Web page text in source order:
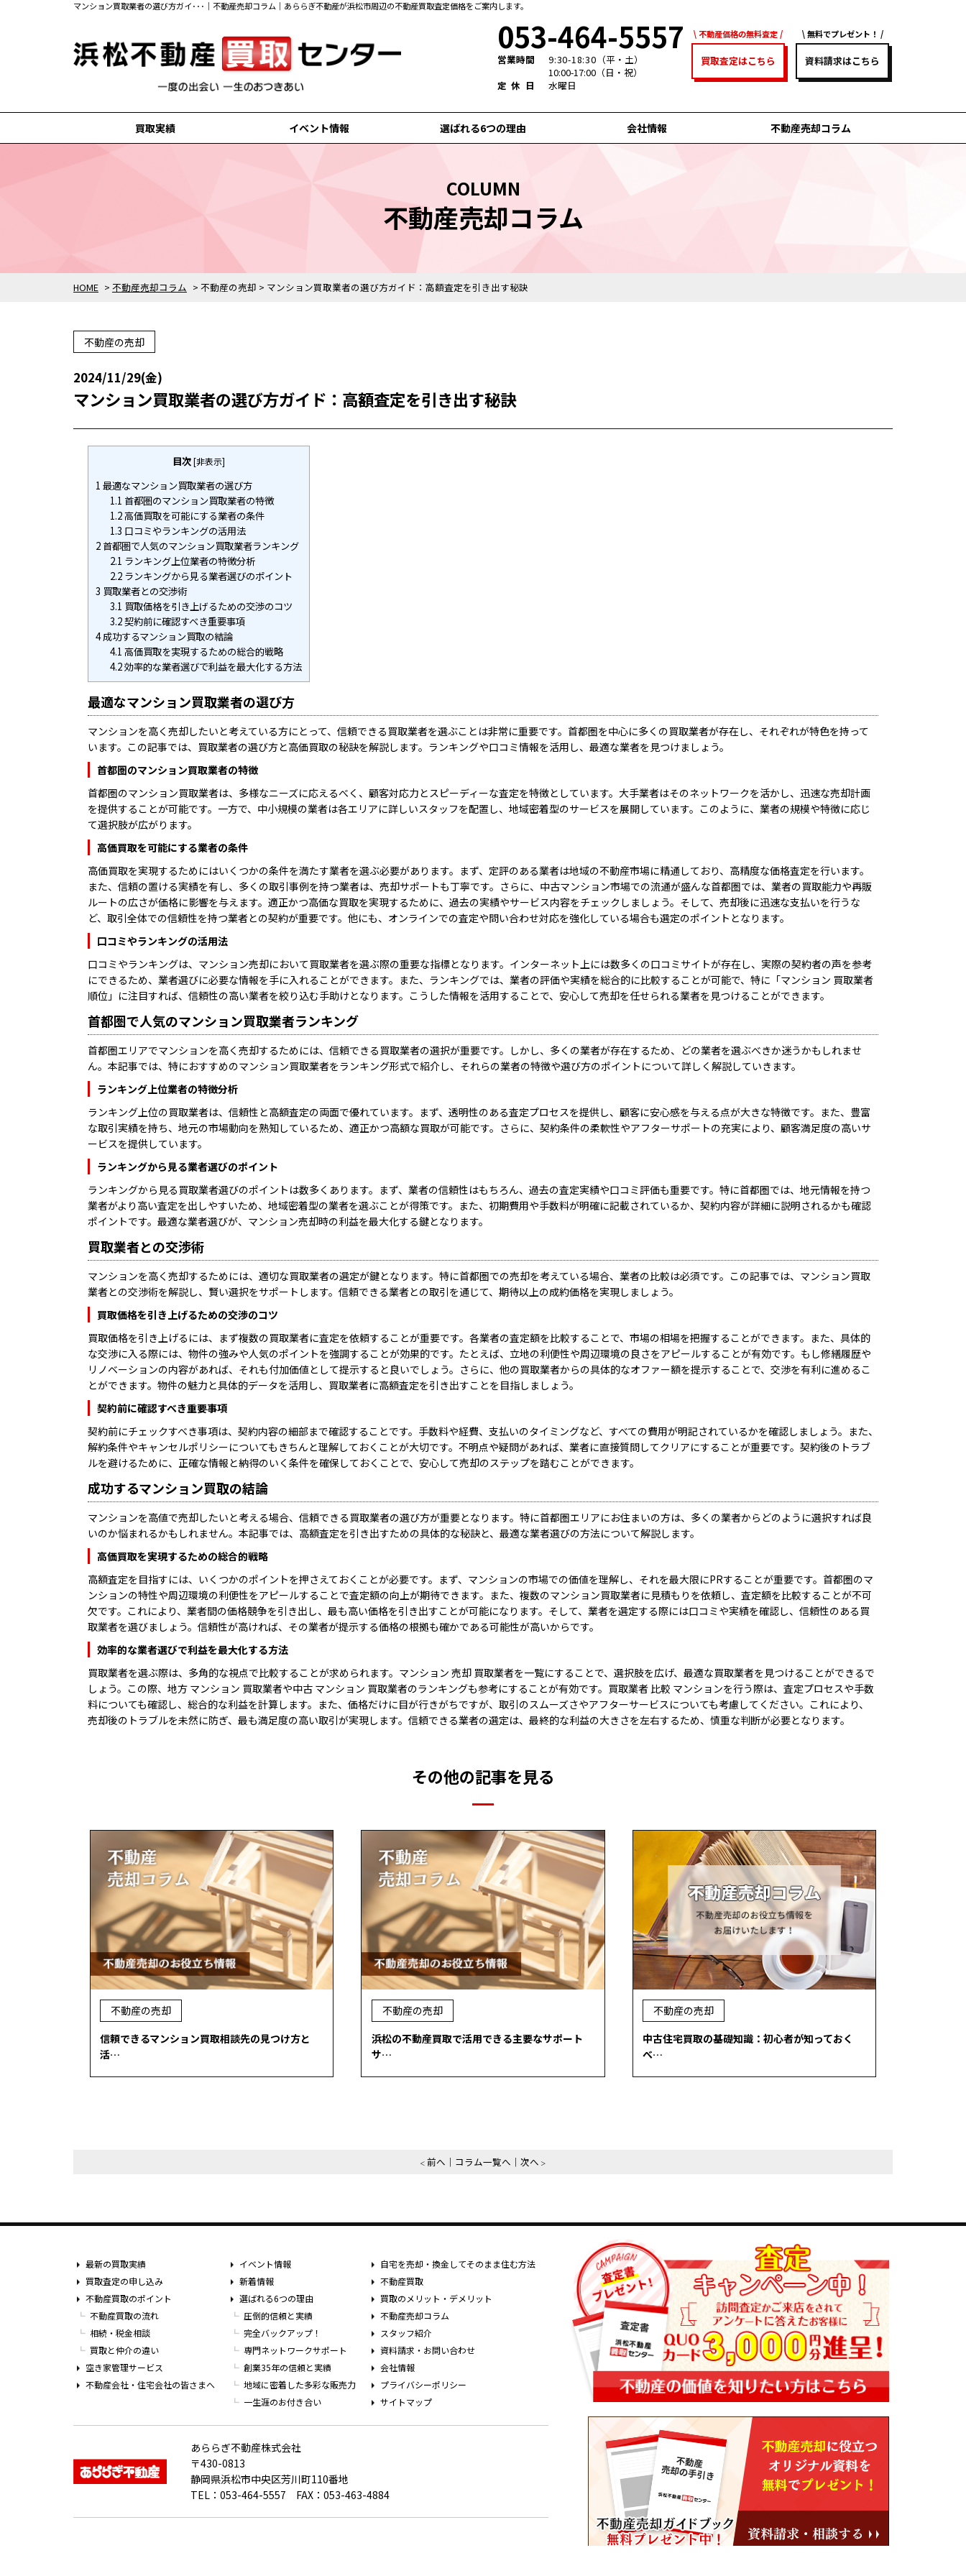
マンション買取業者の選び方ガイ･･･｜不動産売却コラム｜あららぎ不動産が浜松市周辺の不動産買取査定価格をご案内します。
053-464-5557
営業時間 9:30-18:30 （平・土）
10:00-17:00（日・祝）
定休日
水曜日
不動産価格の無料査定
買取査定はこちら
無料でプレゼント！
資料請求はこちら
買取実績
磐田市の買取実績
掛川市の買取実績
袋井市の買取実績
浜松市中央区の買取実績
浜松市浜名区の買取実績
イベント情報 選ばれる6つの理由 会社情報 不動産売却コラム
HOME > 不動産売却コラム > 不動産の売却 > マンション買取業者の選び方ガイド：高額査定を引き出す秘訣
COLUMN
不動産売却コラム
不動産の売却
2024/11/29(金)
マンション買取業者の選び方ガイド：高額査定を引き出す秘訣
目次[非表示]
1 最適なマンション買取業者の選び方
1.1 首都圏のマンション買取業者の特徴
1.2高価買取を可能にする業者の条件
1.3 口コミやランキングの活用法
2 首都圏で人気のマンション買取業者ランキング
2.1 ランキング上位業者の特徴分析
2.2ランキングから見る業者選びのポイント
3 買取業者との交渉術
3.1 買取価格を引き上げるための交渉のコツ
3.2契約前に確認すべき重要事項
4成功するマンション買取の結論
4.1 高価買取を実現するための総合的戦略
4.2効率的な業者選びで利益を最大化する方法
最適なマンション買取業者の選び方
マンションを高く売却したいと考えている方にとって、信頼できる買取業者を選ぶことは非常に重要です。首都圏を中心に多くの買取業者が存在し、それぞれが特色を持って
います。この記事では、買取業者の選び方と高価買取の秘訣を解説します。ランキングや口コミ情報を活用し、最適な業者を見つけましょう。
首都圏のマンション買取業者の特徴
首都圏のマンション買取業者は、多様なニーズに応えるべく、顧客対応力とスピーディーな査定を特徴としています。大手業者はそのネットワークを活かし、迅速な売却計画
を提供することが可能です。一方で、中小規模の業者は各エリアに詳しいスタッフを配置し、地域密着型のサービスを展開しています。このように、業者の規模や特徴に応じ
て選択肢が広がります。
高価買取を可能にする業者の条件
高価買取を実現するためにはいくつかの条件を満たす業者を選ぶ必要があります。まず、定評のある業者は地域の不動産市場に精通しており、高精度な価格査定を行います。
また、信頼の置ける実績を有し、多くの取引事例を持つ業者は、売却サポートも丁寧です。さらに、中古マンション市場での流通が盛んな首都圏では、業者の買取能力や再販
ルートの広さが価格に影響を与えます。適正かつ高価な買取を実現するために、過去の実績やサービス内容をチェックしましょう。そして、売却後に迅速な支払いを行うな
ど、取引全体での信頼性を持つ業者との契約が重要です。他にも、オンラインでの査定や問い合わせ対応を強化している場合も選定のポイントとなります。
口コミやランキングの活用法
口コミやランキングは、マンション売却において買取業者を選ぶ際の重要な指標となります。インターネット上には数多くの口コミサイトが存在し、実際の契約者の声を参考
にできるため、業者選びに必要な情報を手に入れることができます。また、ランキングでは、業者の評価や実績を総合的に比較することが可能で、特に「マンション 買取業者
順位」に注目すれば、信頼性の高い業者を絞り込む手助けとなります。こうした情報を活用することで、安心して売却を任せられる業者を見つけることができます。
首都圏で人気のマンション買取業者ランキング
首都圏エリアでマンションを高く売却するためには、信頼できる買取業者の選択が重要です。しかし、多くの業者が存在するため、どの業者を選ぶべきか迷うかもしれませ
ん。本記事では、特におすすめのマンション買取業者をランキング形式で紹介し、それらの業者の特徴や選び方のポイントについて詳しく解説していきます。
ランキング上位業者の特徴分析
ランキング上位の買取業者は、信頼性と高額査定の両面で優れています。まず、透明性のある査定プロセスを提供し、顧客に安心感を与える点が大きな特徴です。また、豊富
な取引実績を持ち、地元の市場動向を熟知しているため、適正かつ高額な買取が可能です。さらに、契約条件の柔軟性やアフターサポートの充実により、顧客満足度の高いサ
ービスを提供しています。
ランキングから見る業者選びのポイント
ランキングから見る買取業者選びのポイントは数多くあります。まず、業者の信頼性はもちろん、過去の査定実績や口コミ評価も重要です。特に首都圏では、地元情報を持つ
業者がより高い査定を出しやすいため、地域密着型の業者を選ぶことが得策です。また、初期費用や手数料が明確に記載されているか、契約内容が詳細に説明されるかも確認
ポイントです。最適な業者選びが、マンション売却時の利益を最大化する鍵となります。
買取業者との交渉術
マンションを高く売却するためには、適切な買取業者の選定が鍵となります。特に首都圏での売却を考えている場合、業者の比較は必須です。この記事では、マンション買取
業者との交渉術を解説し、賢い選択をサポートします。信頼できる業者との取引を通じて、期待以上の成約価格を実現しましょう。
買取価格を引き上げるための交渉のコツ
買取価格を引き上げるには、まず複数の買取業者に査定を依頼することが重要です。各業者の査定額を比較することで、市場の相場を把握することができます。また、具体的
な交渉に入る際には、物件の強みや人気のポイントを強調することが効果的です。たとえば、立地の利便性や周辺環境の良さをアピールすることが有効です。もし修繕履歴や
リノベーションの内容があれば、それも付加価値として提示すると良いでしょう。さらに、他の買取業者からの具体的なオファー額を提示することで、交渉を有利に進めるこ
とができます。物件の魅力と具体的データを活用し、買取業者に高額査定を引き出すことを目指しましょう。
契約前に確認すべき重要事項
契約前にチェックすべき事項は、契約内容の細部まで確認することです。手数料や経費、支払いのタイミングなど、すべての費用が明記されているかを確認しましょう。また、
解約条件やキャンセルポリシーについてもきちんと理解しておくことが大切です。不明点や疑問があれば、業者に直接質問してクリアにすることが重要です。契約後のトラブ
ルを避けるために、正確な情報と納得のいく条件を確保しておくことで、安心して売却のステップを踏むことができます。
成功するマンション買取の結論
マンションを高値で売却したいと考える場合、信頼できる買取業者の選び方が重要となります。特に首都圏エリアにお住まいの方は、多くの業者からどのように選択すれば良
いのか悩まれるかもしれません。本記事では、高額査定を引き出すための具体的な秘訣と、最適な業者選びの方法について解説します。
高価買取を実現するための総合的戦略
高額査定を目指すには、いくつかのポイントを押さえておくことが必要です。まず、マンションの市場での価値を理解し、それを最大限にPRすることが重要です。首都圏のマ
ンションの特性や周辺環境の利便性をアピールすることで査定額の向上が期待できます。また、複数のマンション買取業者に見積もりを依頼し、査定額を比較することが不可
欠です。これにより、業者間の価格競争を引き出し、最も高い価格を引き出すことが可能になります。そして、業者を選定する際には口コミや実績を確認し、信頼性のある買
取業者を選びましょう。信頼性が高ければ、その業者が提示する価格の根拠も確かである可能性が高いからです。
効率的な業者選びで利益を最大化する方法
買取業者を選ぶ際は、多角的な視点で比較することが求められます。マンション 売却 買取業者を一覧にすることで、選択肢を広げ、最適な買取業者を見つけることができるで
しょう。この際、地方 マンション 買取業者や中古 マンション 買取業者のランキングも参考にすることが有効です。買取業者 比較 マンションを行う際は、査定プロセスや手数
料についても確認し、総合的な利益を計算します。また、価格だけに目が行きがちですが、取引のスムーズさやアフターサービスについても考慮してください。これにより、
売却後のトラブルを未然に防ぎ、最も満足度の高い取引が実現します。信頼できる業者の選定は、最終的な利益の大きさを左右するため、慎重な判断が必要となります。
その他の記事を見る
不動産の売却
信頼できるマンション買取相談先の見つけ方と
活…
不動産の売却
浜松の不動産買取で活用できる主要なサポート
サ…
不動産の売却
中古住宅買取の基礎知識：初心者が知っておく
べ…
前へ コラム一覧へ 次へ
最新の買取実績
買取査定の申し込み
不動産買取のポイント
不動産買取の流れ
相続・税金相談
買取と仲介の違い
空き家管理サービス
不動産会社・住宅会社の皆さまへ
イベント情報
新着情報
選ばれる6つの理由
圧倒的信頼と実績
完全バックアップ！
専門ネットワークサポート
創業35年の信頼と実績
地域に密着した多彩な販売力
一生涯のお付き合い
自宅を売却・換金してそのまま住む方法
不動産買取
買取のメリット・デメリット
不動産売却コラム
スタッフ紹介
資料請求・お問い合わせ
会社情報
プライバシーポリシー
サイトマップ
あららぎ不動産株式会社
〒430-0813
静岡県浜松市中央区芳川町110番地
TEL：053-464-5557 FAX：053-463-4884